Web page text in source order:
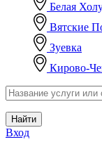
Белая
Вятские
Зуевка
Кирово-
Найти
Вход